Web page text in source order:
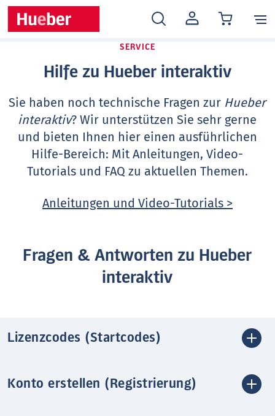
MEIN
KONTO
SERVICE
Hilfe zu Hueber interaktiv
Sie haben noch technische Fragen zur Hueber
interaktiv? Wir unterstützen Sie sehr gerne
und bieten Ihnen hier einen ausführlichen
Hilfe-Bereich: Mit Anleitungen, Video-
Tutorials und FAQ zu aktuellen Themen.
Anleitungen und Video-Tutorials >
Fragen & Antworten zu Hueber
interaktiv
Lizenzcodes (Startcodes)
Konto erstellen (Registrierung)